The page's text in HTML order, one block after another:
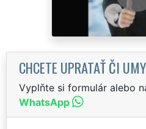
CHCETE UPRATAŤ ČI
Vyplňte si formulár alebo
WhatsApp